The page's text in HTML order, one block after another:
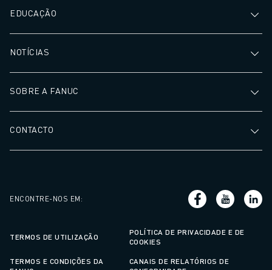
EDUCAÇÃO
NOTÍCIAS
SOBRE A FANUC
CONTACTO
ENCONTRE-NOS EM :
TERMOS DE UTILIZAÇÃO
POLÍTICA DE PRIVACIDADE E DE
COOKIES
TERMOS E CONDIÇÕES DA
CANAIS DE RELATÓRIOS DE